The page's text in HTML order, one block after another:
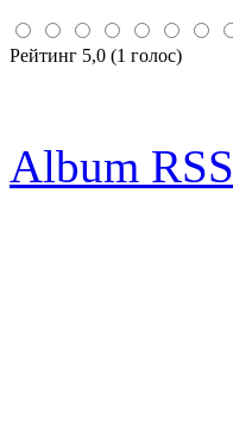
Рейтинг 5,0 (1 голос)
Album RSS